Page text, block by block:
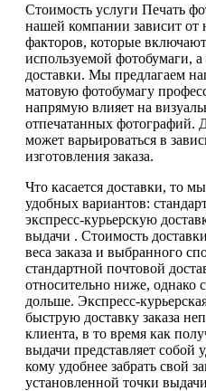
Стоимость услуги Печать
нашей компании зависит от
факторов, которые
используемой фотобумаги,
доставки. Мы предлагаем
матовую фотобумагу
напрямую влияет на
отпечатанных фотографий.
может варьироваться в
изготовления заказа.
Что касается доставки, то
удобных вариантов:
экспресс-курьерскую
выдачи . Стоимость
веса заказа и выбранного
стандартной почтовой
относительно ниже, однако
дольше. Экспресс-
быструю доставку заказа
клиента, в то время как
выдачи представляет собой
кому удобнее забрать свой
установленной точки